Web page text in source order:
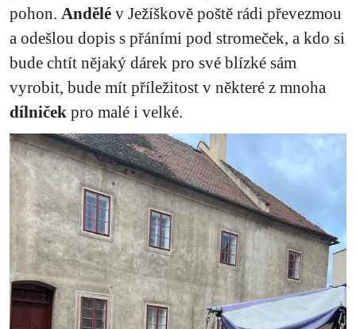
pohon. Andělé v Ježíškově poště rádi převezmou
a odešlou dopis s přáními pod stromeček, a kdo si
bude chtít nějaký dárek pro své blízké sám
vyrobit, bude mít příležitost v některé z mnoha
dílniček pro malé i velké.